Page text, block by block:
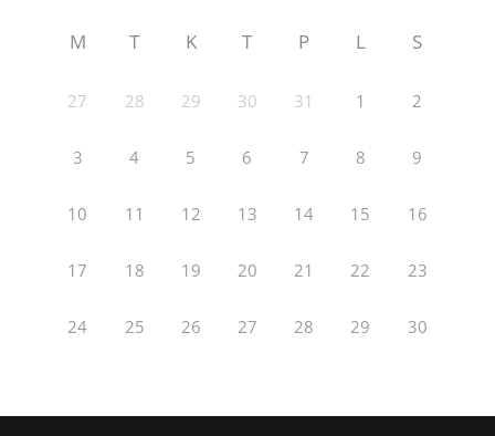
M T K T P L S
27 28 29 30 31 1 2
3 4 5 6 7 8 9
10 11 12 13 14 15 16
17 18 19 20 21 22 23
24 25 26 27 28 29 30